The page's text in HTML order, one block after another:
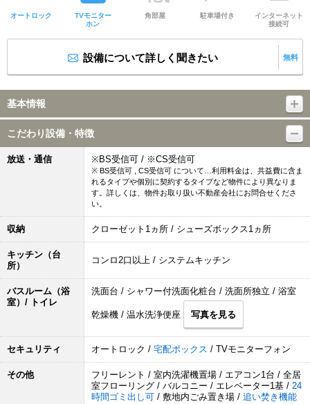
オートロック
TVモニター
ホン
角部屋 駐車場付き
インターネット
接続可
設備について詳しく聞きたい 無料
基本情報
こだわり設備・特徴
放送・通信 ※BS受信可 / ※CS受信可
※ BS受信可 , CS受信可 について…利用料金は、共益費に含ま
れるタイプや個別に契約するタイプなど物件により異なりま
す。詳しくは、物件お取り扱い不動産会社にお問合せくださ
い。
収納 クローゼット1ヵ所 / シューズボックス1ヵ所
キッチン（台
所）
コンロ2口以上 / システムキッチン
バスルーム（浴
室）/ トイレ
洗面台 / シャワー付洗面化粧台 / 洗面所独立 / 浴室
乾燥機 / 温水洗浄便座 写真を見る
セキュリティ オートロック / 宅配ボックス / TVモニターフォン
その他
フリーレント / 室内洗濯機置場 / エアコン1台 / 全居
室フローリング / バルコニー / エレベーター1基 / 24
時間ゴミ出し可 / 敷地内ごみ置き場 / 追い焚き機能